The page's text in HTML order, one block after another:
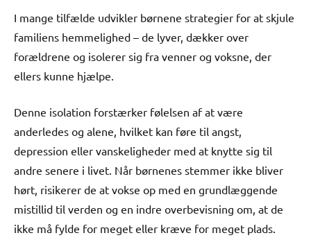
I mange tilfælde udvikler børnene strategier for at skjule
familiens hemmelighed – de lyver, dækker over
forældrene og isolerer sig fra venner og voksne, der
ellers kunne hjælpe.
Denne isolation forstærker følelsen af at være
anderledes og alene, hvilket kan føre til angst,
depression eller vanskeligheder med at knytte sig til
andre senere i livet. Når børnenes stemmer ikke bliver
hørt, risikerer de at vokse op med en grundlæggende
mistillid til verden og en indre overbevisning om, at de
ikke må fylde for meget eller kræve for meget plads.